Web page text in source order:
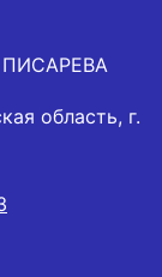
ПИСАРЕВА
область, г.